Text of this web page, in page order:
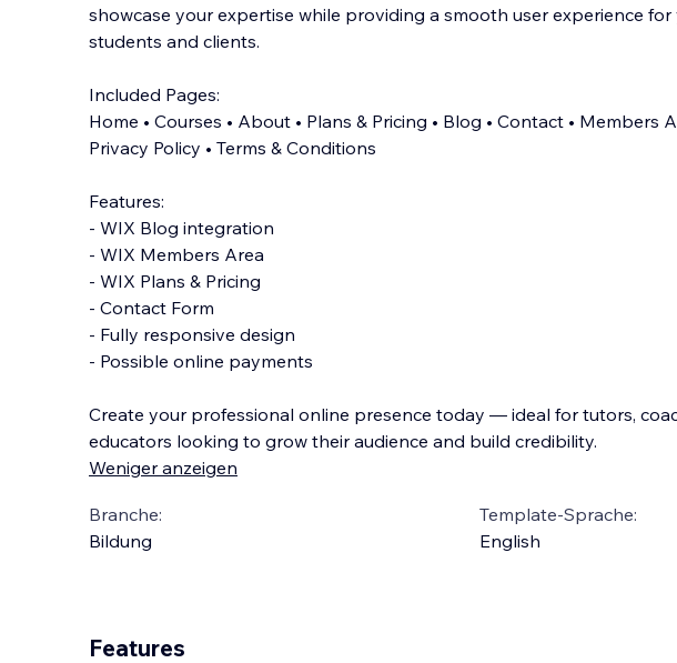
showcase your expertise while providing a smooth user experience for
students and clients.
Included Pages:
Home • Courses • About • Plans & Pricing • Blog • Contact • Members
Privacy Policy • Terms & Conditions
Features:
- WIX Blog integration
- WIX Members Area
- WIX Plans & Pricing
- Contact Form
- Fully responsive design
- Possible online payments
Create your professional online presence today — ideal for tutors,
educators looking to grow their audience and build credibility.
Weniger anzeigen
Branche:
Bildung
Template-Sprache:
English
Features